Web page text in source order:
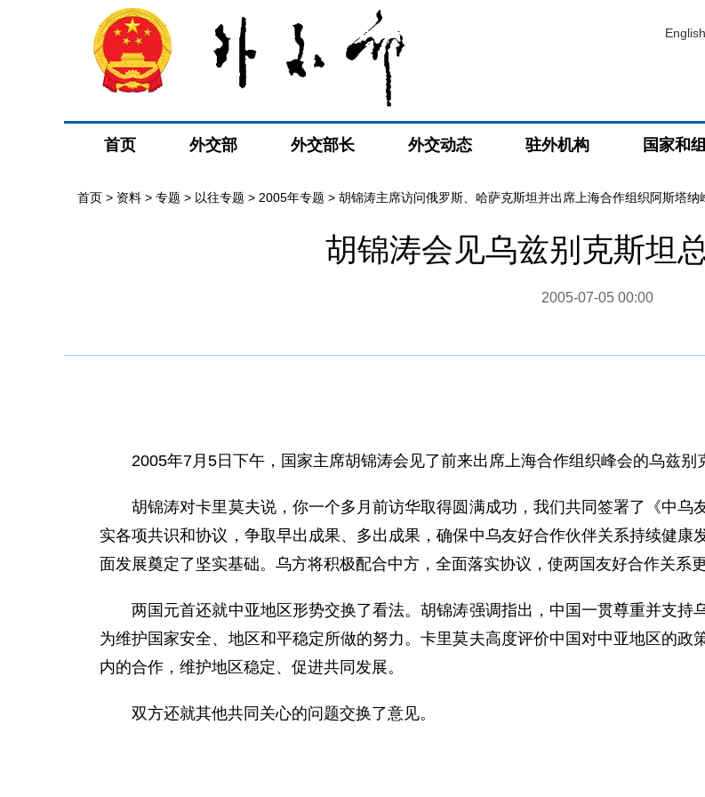
English
首页 外交部 外交部长 外交动态 驻外机构 国家和
首页 > 资料 > 专题 > 以往专题 > 2005年专题 > 胡锦涛主席访问俄罗斯、哈萨克斯坦并出席上海合作组织阿斯塔
胡锦涛会见乌兹别克斯坦
2005-07-05 00:00
2005年7月5日下午，国家主席胡锦涛会见了前来出席上海合作组织峰会的乌兹别
胡锦涛对卡里莫夫说，你一个多月前访华取得圆满成功，我们共同签署了《中乌
实各项共识和协议，争取早出成果、多出成果，确保中乌友好合作伙伴关系持续健
面发展奠定了坚实基础。乌方将积极配合中方，全面落实协议，使两国友好合作关系更
两国元首还就中亚地区形势交换了看法。胡锦涛强调指出，中国一贯尊重并支持
为维护国家安全、地区和平稳定所做的努力。卡里莫夫高度评价中国对中亚地区的
内的合作，维护地区稳定、促进共同发展。
双方还就其他共同关心的问题交换了意见。